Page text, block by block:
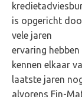
is opgericht
vele jaren
ervaring
kennen elkaar
laatste jaren
alvorens Fin-